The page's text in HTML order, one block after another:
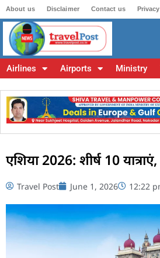
About us Disclaimer Contact us
Airlines Airports Ministry
एशिया 2026: शीर्ष 10
Travel Post June 1, 2026 12:22